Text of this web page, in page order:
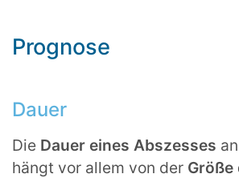
Prognose
Dauer
Die Dauer eines Abszesses
hängt vor allem von der Größe